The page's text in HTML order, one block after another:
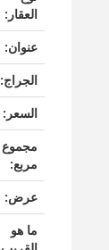
العقار:
عنوان:
الجراج:
السعر:
مجموع
مربع:
عرض:
ما هو